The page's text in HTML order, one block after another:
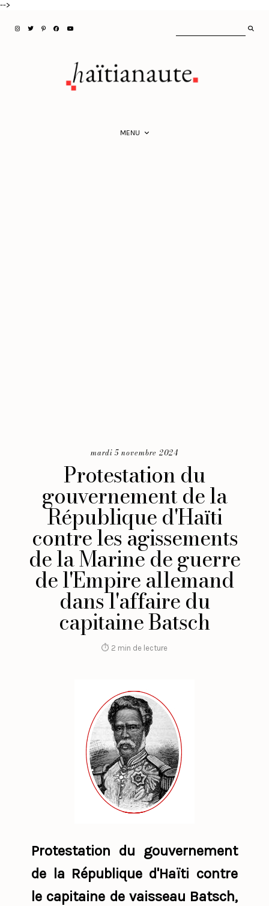
-->
MENU
mardi 5 novembre 2024
Protestation du
gouvernement de la
République d'Haïti
contre les agissements
de la Marine de guerre
de l'Empire allemand
dans l'affaire du
capitaine Batsch
⏱ 2 min de lecture
Protestation du gouvernement
de la République d'Haïti contre
le capitaine de vaisseau Batsch,